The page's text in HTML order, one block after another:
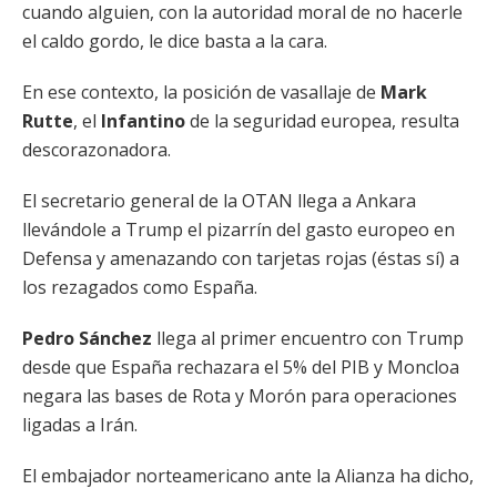
cuando alguien, con la autoridad moral de no hacerle
el caldo gordo, le dice basta a la cara.
En ese contexto, la posición de vasallaje de Mark
Rutte, el Infantinode la seguridad europea, resulta
descorazonadora.
El secretario general de la OTAN llega a Ankara
llevándole a Trump el pizarrín del gasto europeo en
Defensa y amenazando con tarjetas rojas (éstas sí) a
los rezagados como España.
Pedro Sánchez llega al primer encuentro con Trump
desde que España rechazara el 5% del PIB y Moncloa
negara las bases de Rota y Morón para operaciones
ligadas a Irán.
El embajador norteamericano ante la Alianza ha dicho,